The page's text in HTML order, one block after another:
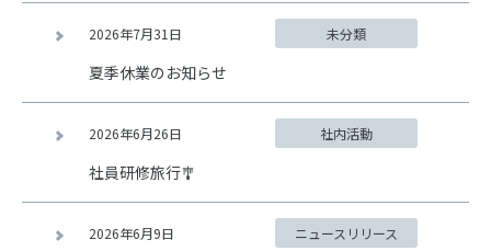
2026年7月31日 未分類
夏季休業のお知らせ
2026年6月26日 社内活動
社員研修旅行🎐
2026年6月9日 ニュースリリース